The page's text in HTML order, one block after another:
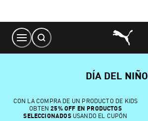
Content
DÍA DEL NIÑO
CON LA COMPRA DE UN PRODUCTO DE KIDS
OBTEN 25% OFF EN PRODUCTOS
SELECCIONADOSUSANDO EL CUPÓN